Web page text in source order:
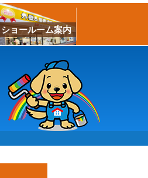
ショールーム案内